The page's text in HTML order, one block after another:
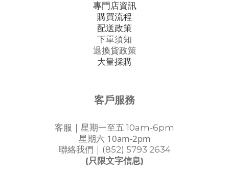
專門店資訊
購買流程
配送政策
下單須知
退換貨政策
大量採購
客戶服務
客服｜星期一至五 10am-6pm
星期六 10am-2pm
聯絡我們｜(852) 5793 2634
(只限文字信息)